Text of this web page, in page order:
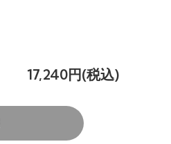
17,240円(税込)